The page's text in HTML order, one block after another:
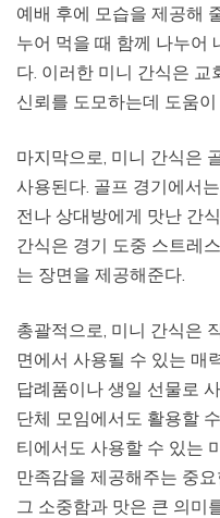
예배 후에 모습을 제공해
누어 먹을 때 함께 나누어
다. 이러한 미니 간식은
신뢰를 도모하는데 도움이
마지막으로, 미니 간식은
사용된다. 골프 경기에서
전나 상대방에게 맛난 간
간식은 경기 도중 스트레
는 장면을 제공해준다.
총괄적으로, 미니 간식은
면에서 사용될 수 있는 매
답례품이나 생일 선물로
단체 모임에서도 활용할
티에서도 사용할 수 있는
만족감을 제공해주는 중
그 소중함과 맛은 큰 의미